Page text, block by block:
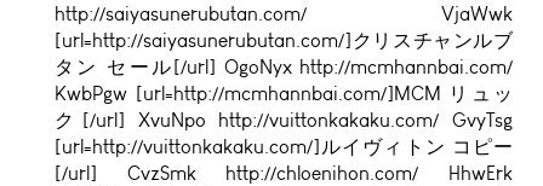
http://saiyasunerubutan.com/ VjaWwk
[url=http://saiyasunerubutan.com/]クリスチャンルブ
タン セール[/url] OgoNyx http://mcmhannbai.com/
KwbPgw [url=http://mcmhannbai.com/]MCM リュッ
ク[/url] XvuNpo http://vuittonkakaku.com/ GvyTsg
[url=http://vuittonkakaku.com/]ルイヴィトン コピー
[/url] CvzSmk http://chloenihon.com/ HhwErk